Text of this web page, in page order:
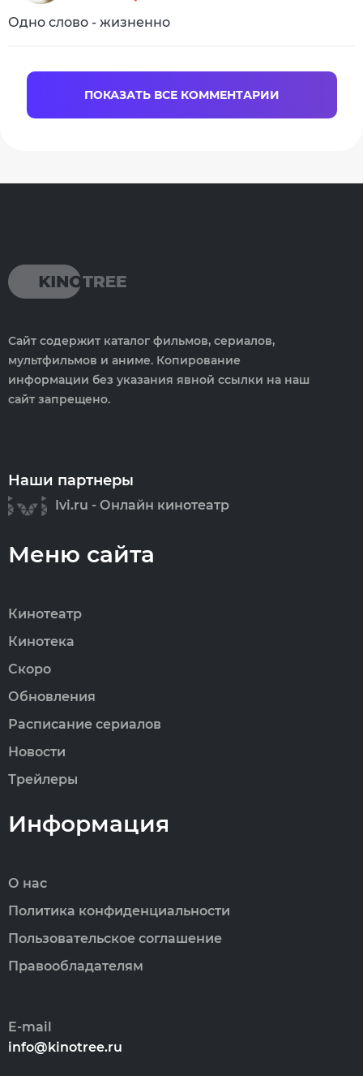
Одно слово - жизненно
ПОКАЗАТЬ ВСЕ КОММЕНТАРИИ
Сайт содержит каталог фильмов, сериалов,
мультфильмов и аниме. Копирование
информации без указания явной ссылки на наш
сайт запрещено.
Наши партнеры
Ivi.ru - Онлайн кинотеатр
Меню сайта
Кинотеатр
Кинотека
Скоро
Обновления
Расписание сериалов
Новости
Трейлеры
Информация
О нас
Политика конфиденциальности
Пользовательское соглашение
Правообладателям
E-mail
info@kinotree.ru